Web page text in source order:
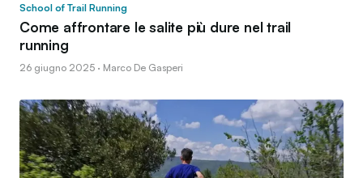
School of Trail Running
Come affrontare le salite più dure nel trail
running
26 giugno 2025 · Marco De Gasperi